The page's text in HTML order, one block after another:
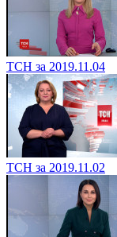
ТСН за 2019.11.04
ТСН за 2019.11.02